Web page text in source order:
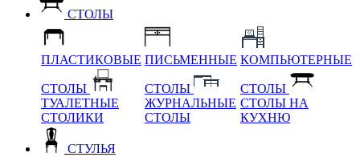
СТОЛЫ
ПЛАСТИКОВЫЕ
СТОЛЫ
ТУАЛЕТНЫЕ
СТОЛИКИ
ПИСЬМЕННЫЕ
СТОЛЫ
ЖУРНАЛЬНЫЕ
СТОЛЫ
КОМПЬЮТЕРНЫЕ
СТОЛЫ
СТОЛЫ НА
КУХНЮ
СТУЛЬЯ